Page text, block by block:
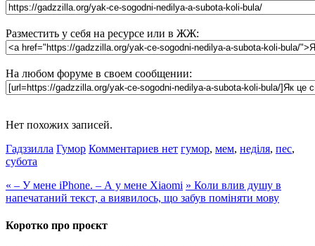
Разместить у себя на ресурсе или в ЖЖ:
На любом форуме в своем сообщении:
Нет похожих записей.
Гадззилла Гумор Комментариев нет гумор, мем, неділя, пес,
субота
« – У мене iPhone. – А у мене Xiaomi » Коли влив душу в
напечатаний текст, а виявилось, що забув поміняти мову
Коротко про проєкт